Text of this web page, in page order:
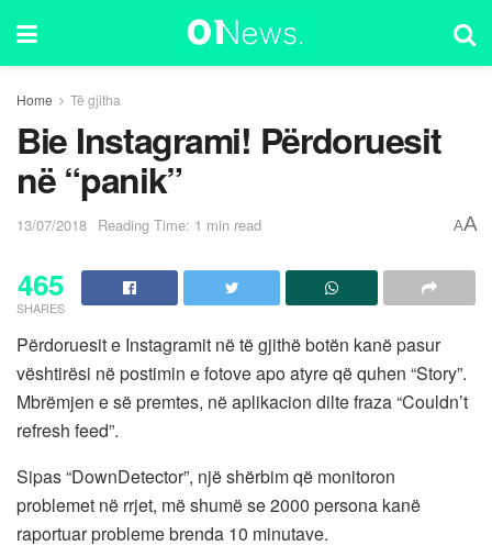
Home Të gjitha
Bie Instagrami! Përdoruesit
në “panik”
13/07/2018 Reading Time: 1 min read AA
465
SHARES
Përdoruesit e Instagramit në të gjithë botën kanë pasur
vështirësi në postimin e fotove apo atyre që quhen “Story”.
Mbrëmjen e së premtes, në aplikacion dilte fraza “Couldn’t
refresh feed”.
Sipas “DownDetector”, një shërbim që monitoron
problemet në rrjet, më shumë se 2000 persona kanë
raportuar probleme brenda 10 minutave.